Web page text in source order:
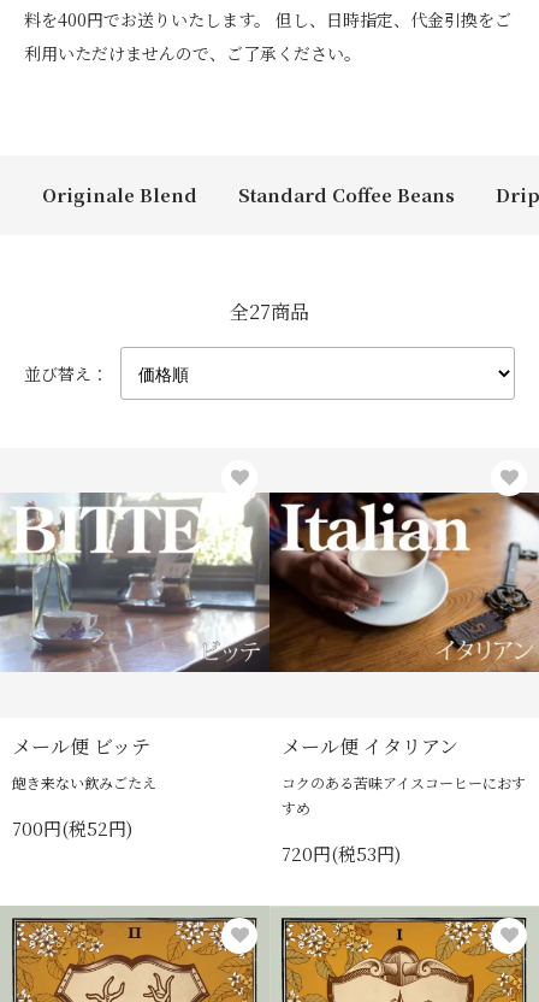
料を400円でお送りいたします。 但し、日時指定、代金引換をご
利用いただけませんので、ご了承ください。
Originale Blend Standard Coffee Beans
全27商品
並び替え：
メール便 ビッテ
飽き来ない飲みごたえ
700円(税52円)
メール便 イタリアン
コクのある苦味アイスコーヒーにおす
すめ
720円(税53円)